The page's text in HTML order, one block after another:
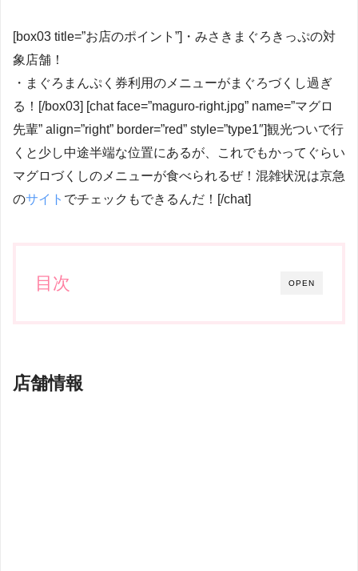
[box03 title=”お店のポイント”]・みさきまぐろきっぷの対
象店舗！
・まぐろまんぷく券利用のメニューがまぐろづくし過ぎ
る！[/box03] [chat face=”maguro-right.jpg” name=”マグロ
先輩” align=”right” border=”red” style=”type1″]観光ついで行
くと少し中途半端な位置にあるが、これでもかってぐらい
マグロづくしのメニューが食べられるぜ！混雑状況は京急
のサイト でチェックもできるんだ！[/chat]
OPEN
目次
店舗情報